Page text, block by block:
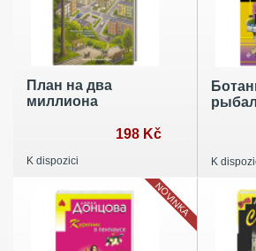
План на два
миллиона
198 Kč
K dispozici K
NOVINKA